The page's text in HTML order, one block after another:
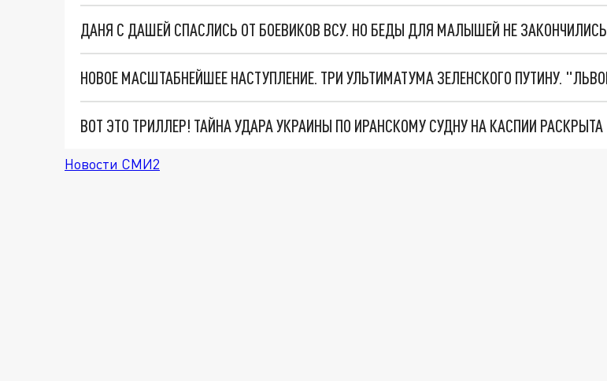
ДАНЯ С ДАШЕЙ СПАСЛИСЬ ОТ БОЕВИКОВ ВСУ. НО БЕДЫ ДЛЯ МАЛЫШЕЙ НЕ ЗАКОНЧИЛИСЬ
ВОТ ЭТО ТРИЛЛЕР! ТАЙНА УДАРА УКРАИНЫ ПО ИРАНСКОМУ СУДНУ НА КАСПИИ РАСКРЫТА
Новости СМИ2